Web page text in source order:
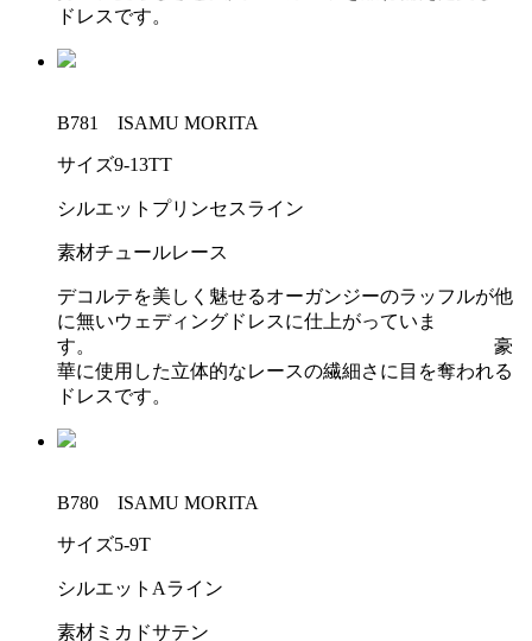
ドレスです。
B781 ISAMU MORITA
サイズ9-13TT
シルエット プリンセスライン
素材チュールレース
デコルテを美しく魅せるオーガンジーのラッフルが他
に無いウェディングドレスに仕上がっていま
す。 豪
華に使用した立体的なレースの繊細さに目を奪われる
ドレスです。
B780 ISAMU MORITA
サイズ5-9T
シルエット Aライン
素材 ミカドサテン